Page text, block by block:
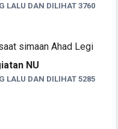
LALU DAN DILIHAT 3760
NU
LALU DAN DILIHAT 5285